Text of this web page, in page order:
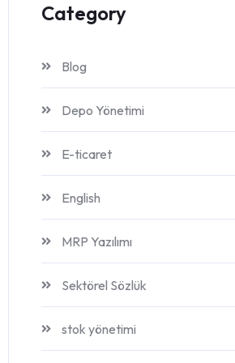
Category
Blog
Depo Yönetimi
E-ticaret
English
MRP Yazılımı
Sektörel Sözlük
stok yönetimi